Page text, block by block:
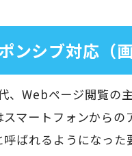
ンシブ対応（
、Webページ閲覧の
スマートフォンから
呼ばれるようになった